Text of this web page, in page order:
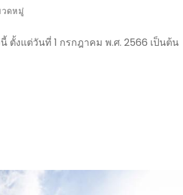
ดหมู่
งแต่วันที่ 1 กรกฎาคม พ.ศ. 2566 เป็นต้น